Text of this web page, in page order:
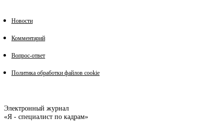
Новости
Комментарий
Вопрос-ответ
Политика обработки файлов cookie
Электронный журнал
«Я - специалист по кадрам»